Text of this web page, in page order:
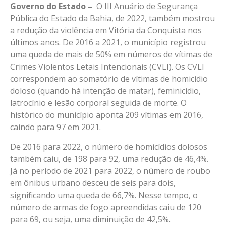
Governo do Estado – O III Anuário de Segurança
Pública do Estado da Bahia, de 2022, também mostrou
a redução da violência em Vitória da Conquista nos
últimos anos. De 2016 a 2021, o município registrou
uma queda de mais de 50% em números de vítimas de
Crimes Violentos Letais Intencionais (CVLI). Os CVLI
correspondem ao somatório de vítimas de homicídio
doloso (quando há intenção de matar), feminicídio,
latrocínio e lesão corporal seguida de morte. O
histórico do município aponta 209 vítimas em 2016,
caindo para 97 em 2021.
De 2016 para 2022, o número de homicídios dolosos
também caiu, de 198 para 92, uma redução de 46,4%.
Já no período de 2021 para 2022, o número de roubo
em ônibus urbano desceu de seis para dois,
significando uma queda de 66,7%. Nesse tempo, o
número de armas de fogo apreendidas caiu de 120
para 69, ou seja, uma diminuição de 42,5%.